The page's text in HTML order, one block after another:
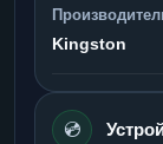
Kingston
💿